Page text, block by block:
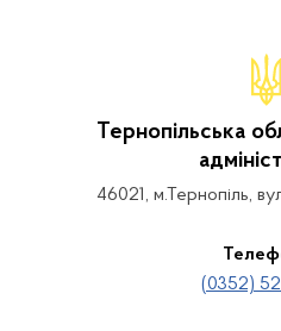
Тернопільська
46021, м.Тернопіль,
(0352)